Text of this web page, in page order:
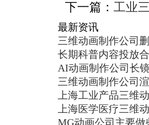
下一篇： 工业
最新资讯
三维动画制作公司
长期科普内容投放
AI动画制作公司长
三维动画制作公司
上海工业产品三维
上海医学医疗三维
MG动画公司主要做